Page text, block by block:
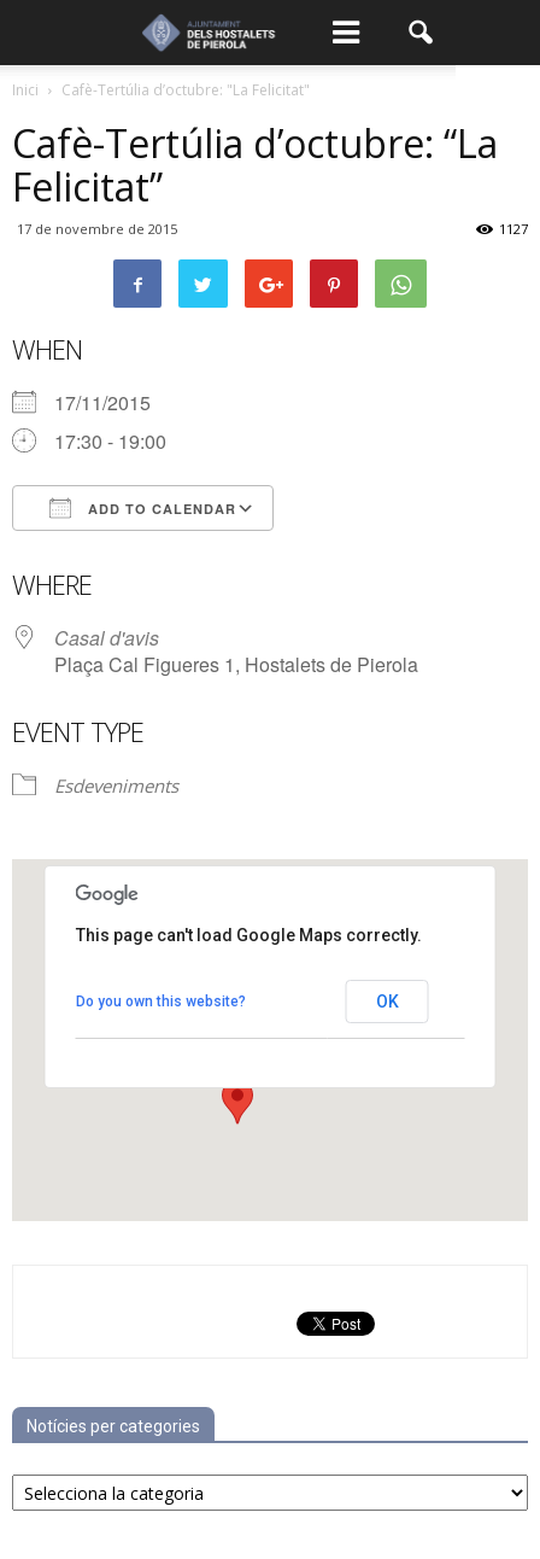
Inici Cafè-Tertúlia d’octubre: "La Felicitat"
Cafè-Tertúlia d’octubre: “La
Felicitat”
17 de novembre de 2015 1127
WHEN
17/11/2015
17:30 - 19:00
ADD TO CALENDAR
WHERE
Casal d'avis
Plaça Cal Figueres 1, Hostalets de Pierola
EVENT TYPE
Esdeveniments
Plaça Cal Figueres 1 - Hostalets de Pierola
View Events
This page can't load Google Maps correctly.
Do you own this website? OK
Notícies per categories
Notícies
per